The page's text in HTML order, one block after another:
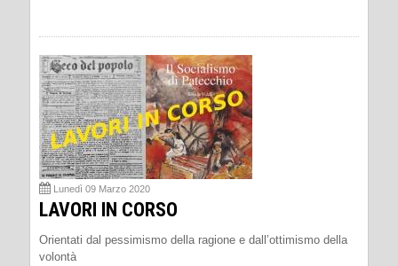
Lunedì 09 Marzo 2020
LAVORI IN CORSO
Orientati dal pessimismo della ragione e dall’ottimismo della
volontà